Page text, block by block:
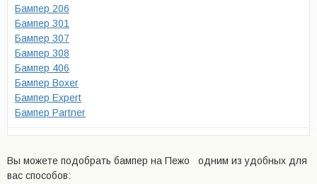
Бампер 206
Бампер 301
Бампер 307
Бампер 308
Бампер 406
Бампер Boxer
Бампер Expert
Бампер Partner
Вы можете подобрать бампер на Пежо одним из удобных для
вас способов: